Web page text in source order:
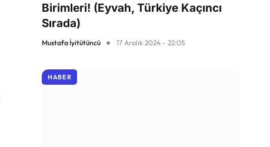
Birimleri! (Eyvah, Türkiye Kaçıncı
Sırada)
Mustafa İyitütüncü 17 Aralık 2024 - 22:05
HABER